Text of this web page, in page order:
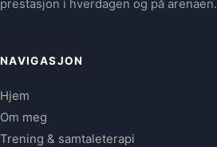
prestasjon i hverdagen og på arenaen.
NAVIGASJON
Hjem
Om meg
Trening & samtaleterapi